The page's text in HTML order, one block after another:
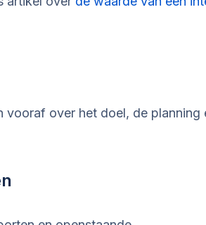
vooraf over het doel, de planning